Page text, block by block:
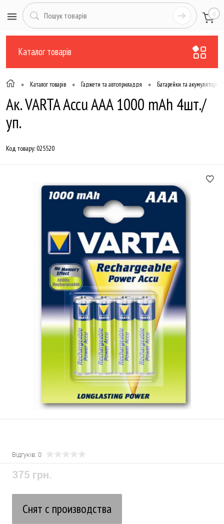
0
Каталог товарів
• Каталог товарів • Гаджети та автоприладдя • Батарейки та акумулятори
Ак. VARTA Accu AAA 1000 mAh 4шт./
уп.
Код товару:025520
Відгуків: 0
375 грн.
Снят с производства